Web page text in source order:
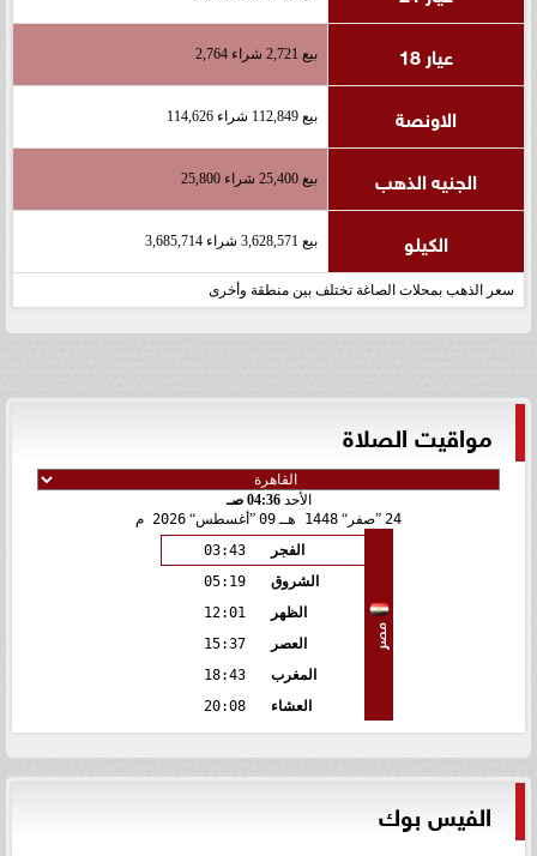
عيار 18 بيع 2,721 شراء 2,764
الاونصة بيع 112,849 شراء 114,626
الجنيه الذهب بيع 25,400 شراء 25,800
الكيلو بيع 3,628,571 شراء 3,685,714
سعر الذهب بمحلات الصاغة تختلف بين منطقة وأخرى
مواقيت الصلاة
الأحد04:36 صـ
24 صفر 1448 هـ 09 أغسطس 2026 م
مصر
الفجر
03:43
الشروق
05:19
الظهر
12:01
العصر
15:37
المغرب
18:43
العشاء
20:08
الفيس بوك